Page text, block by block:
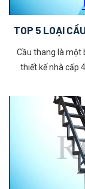
TOP 5 LOẠI
Cầu thang là một
thiết kế nhà cấp
thuỷ phù hợp
loại cầu thang
phù